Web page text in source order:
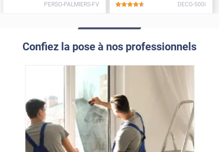
PERSO-PALMIERS-FV
*****
DECO-500i
Confiez la pose à nos professionnels